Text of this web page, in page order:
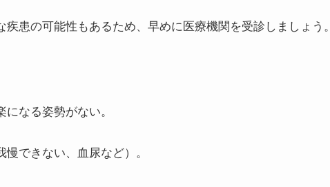
患の可能性もあるため、早めに医療機関を受診しましょう。
なる姿勢がない。
できない、血尿など）。